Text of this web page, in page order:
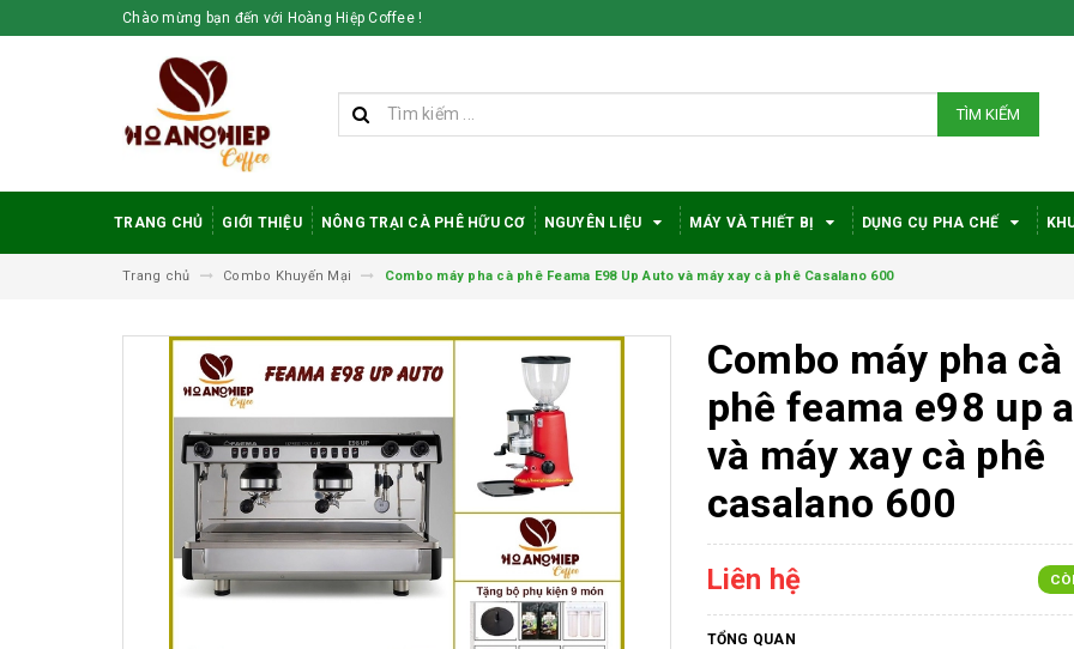
Chào mừng bạn đến với Hoàng Hiệp Coffee !
TÌM KIẾM
TRANG CHỦ GIỚI THIỆU NÔNG TRẠI CÀ PHÊ HỮU CƠ NGUYÊN LIỆU MÁY VÀ THIẾT BỊ DỤNG CỤ PHA CHẾ
Trang chủ Combo Khuyến Mại Combo máy pha cà phê Feama E98 Up Auto và máy xay cà phê Casalano 600
Combo máy pha cà
phê feama e98 up
và máy xay cà phê
casalano 600
Liên hệ
TỔNG QUAN